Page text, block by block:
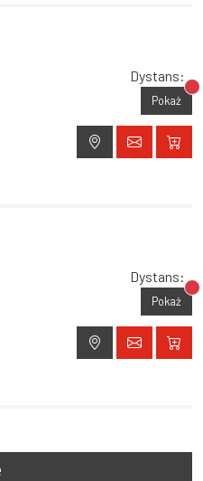
Dystans:
Pokaż
Dystans:
Pokaż